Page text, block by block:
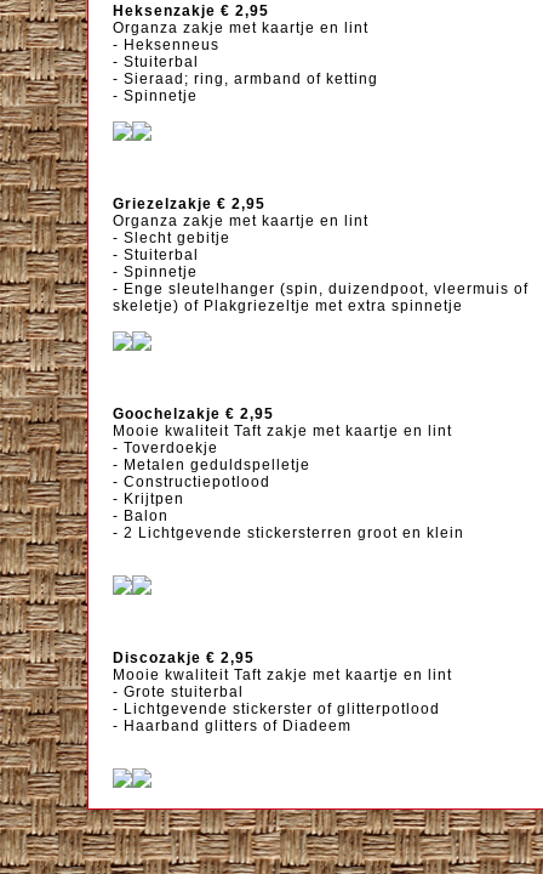
Heksenzakje € 2,95
Organza zakje met kaartje en lint
- Heksenneus
- Stuiterbal
- Sieraad; ring, armband of ketting
- Spinnetje
Griezelzakje € 2,95
Organza zakje met kaartje en lint
- Slecht gebitje
- Stuiterbal
- Spinnetje
- Enge sleutelhanger (spin, duizendpoot, vleermuis of
skeletje) of Plakgriezeltje met extra spinnetje
Goochelzakje € 2,95
Mooie kwaliteit Taft zakje met kaartje en lint
- Toverdoekje
- Metalen geduldspelletje
- Constructiepotlood
- Krijtpen
- Balon
- 2 Lichtgevende stickersterren groot en klein
Discozakje € 2,95
Mooie kwaliteit Taft zakje met kaartje en lint
- Grote stuiterbal
- Lichtgevende stickerster of glitterpotlood
- Haarband glitters of Diadeem